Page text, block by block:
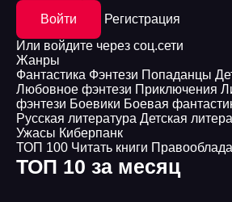
Войти
Регистрация
Или войдите через соц.сети
Жанры
Фантастика Фэнтези Попаданцы
Любовное фэнтези Приключения
фэнтези Боевики Боевая
Русская литература Детская
Ужасы Киберпанк
ТОП 100 Читать книги
ТОП 10 за месяц